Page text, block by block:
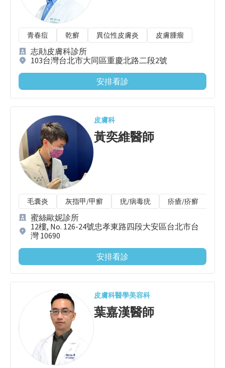
青春痘 乾癬 異位性皮膚炎 皮膚腫瘤
志勛皮膚科診所
103台灣台北市大同區重慶北路二段2號
安排看診
皮膚科
黃奕維醫師
毛囊炎 灰指甲/甲癬 疣/病毒疣 疥瘡/疥癬
蜜絲歐妮診所
12樓, No. 126-24號忠孝東路四段大安區台北市台
灣 10690
安排看診
皮膚科醫學美容科
葉嘉漢醫師